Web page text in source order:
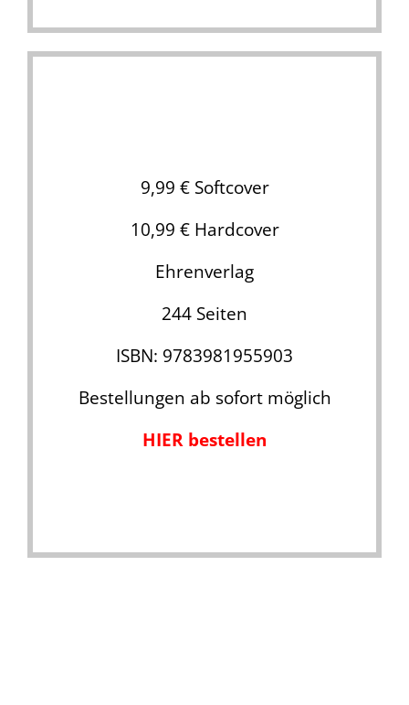
9,99 € Softcover
10,99 € Hardcover
Ehrenverlag
244 Seiten
ISBN: 9783981955903
Bestellungen ab sofort möglich
HIER bestellen